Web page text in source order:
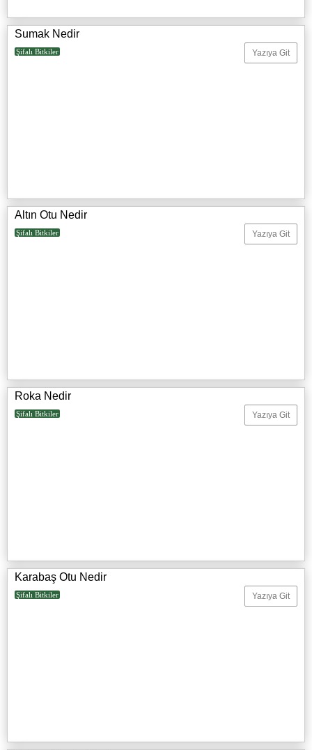
Sumak Nedir
Şifalı Bitkiler Yazıya Git
Altın Otu Nedir
Şifalı Bitkiler Yazıya Git
Roka Nedir
Şifalı Bitkiler Yazıya Git
Karabaş Otu Nedir
Şifalı Bitkiler Yazıya Git